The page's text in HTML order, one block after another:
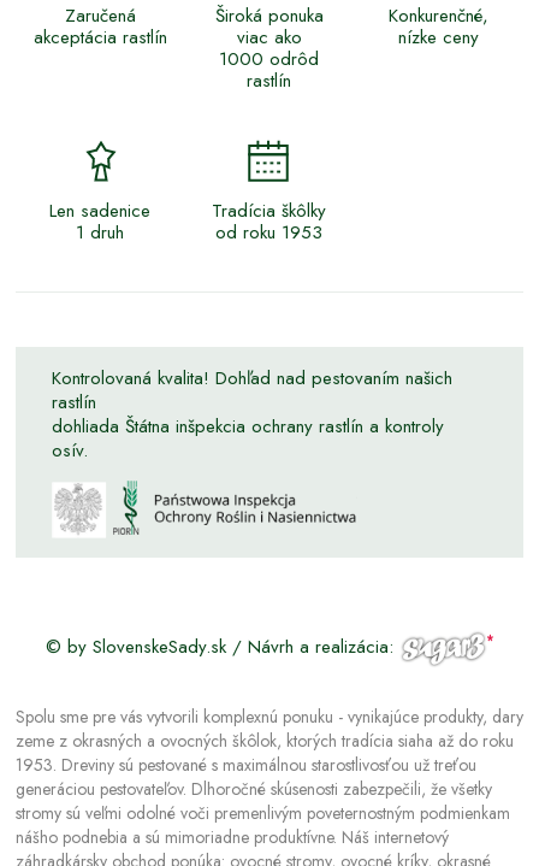
Zaručená
akceptácia rastlín
Široká ponuka
viac ako
1000 odrôd
rastlín
Konkurenčné,
nízke ceny
Len sadenice
1 druh
Tradícia škôlky
od roku 1953
Kontrolovaná kvalita! Dohľad nad pestovaním našich
rastlín
dohliada Štátna inšpekcia ochrany rastlín a kontroly
osív.
© by SlovenskeSady.sk / Návrh a realizácia:
Spolu sme pre vás vytvorili komplexnú ponuku - vynikajúce produkty, dary
zeme z okrasných a ovocných škôlok, ktorých tradícia siaha až do roku
1953. Dreviny sú pestované s maximálnou starostlivosťou už treťou
generáciou pestovateľov. Dlhoročné skúsenosti zabezpečili, že všetky
stromy sú veľmi odolné voči premenlivým poveternostným podmienkam
nášho podnebia a sú mimoriadne produktívne. Náš internetový
záhradkársky obchod ponúka: ovocné stromy, ovocné kríky, okrasné